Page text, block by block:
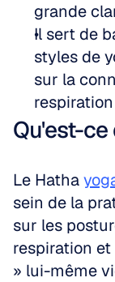
grande
Il sert de
styles de
sur la
Qu'est-ce
Le Hatha
sein de la
sur les
respiration et
» lui-même